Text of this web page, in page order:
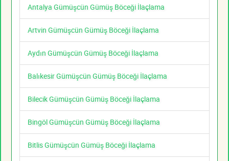
Antalya Gümüşcün Gümüş Böceği İlaçlama
Artvin Gümüşcün Gümüş Böceği İlaçlama
Aydın Gümüşcün Gümüş Böceği İlaçlama
Balıkesir Gümüşcün Gümüş Böceği İlaçlama
Bilecik Gümüşcün Gümüş Böceği İlaçlama
Bingöl Gümüşcün Gümüş Böceği İlaçlama
Bitlis Gümüşcün Gümüş Böceği İlaçlama